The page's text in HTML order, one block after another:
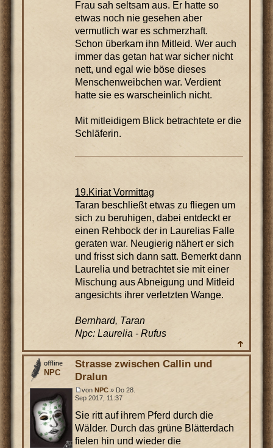
Frau sah seltsam aus. Er hatte so
etwas noch nie gesehen aber
vermutlich war es schmerzhaft.
Schon überkam ihn Mitleid. Wer auch
immer das getan hat war sicher nicht
nett, und egal wie böse dieses
Menschenweibchen war. Verdient
hatte sie es warscheinlich nicht.
Mit mitleidigem Blick betrachtete er die
Schläferin.
19.Kiriat Vormittag
Taran beschließt etwas zu fliegen um
sich zu beruhigen, dabei entdeckt er
einen Rehbock der in Laurelias Falle
geraten war. Neugierig nähert er sich
und frisst sich dann satt. Bemerkt dann
Laurelia und betrachtet sie mit einer
Mischung aus Abneigung und Mitleid
angesichts ihrer verletzten Wange.
Bernhard, Taran
Npc: Laurelia - Rufus
Strasse zwischen Callin und
Dralun
von NPC» Do 28.
Sep 2017, 11:37
Sie ritt auf ihrem Pferd durch die
Wälder. Durch das grüne Blätterdach
fielen hin und wieder die
NPC